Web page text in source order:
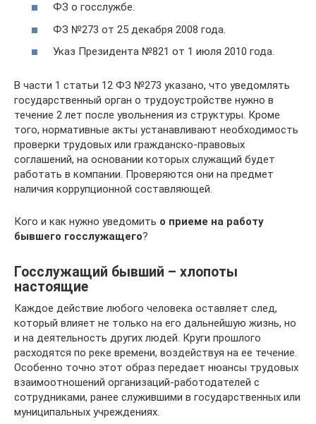
ФЗ о госслужбе.
ФЗ №273 от 25 декабря 2008 года.
Указ Президента №821 от 1 июля 2010 года.
В части 1 статьи 12 ФЗ №273 указано, что уведомлять
государственный орган о трудоустройстве нужно в
течение 2 лет после увольнения из структуры. Кроме
того, нормативные акты устанавливают необходимость
проверки трудовых или гражданско-правовых
соглашений, на основании которых служащий будет
работать в компании. Проверяются они на предмет
наличия коррупционной составляющей.
Кого и как нужно уведомить о приеме на работу
бывшего госслужащего?
Госслужащий бывший – хлопоты
настоящие
Каждое действие любого человека оставляет след,
который влияет не только на его дальнейшую жизнь, но
и на деятельность других людей. Круги прошлого
расходятся по реке времени, воздействуя на ее течение.
Особенно точно этот образ передает нюансы трудовых
взаимоотношений организаций-работодателей с
сотрудниками, ранее служившими в государственных или
муниципальных учреждениях.